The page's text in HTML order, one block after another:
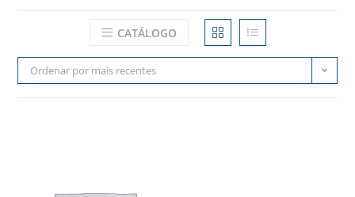
CATÁLOGO
Ordenar por mais recentes